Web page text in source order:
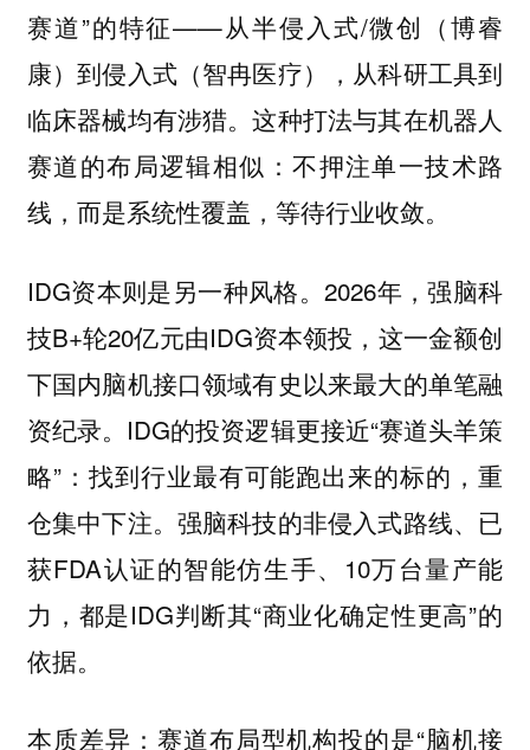
赛道”的特征——从半侵入式/微创（博睿
康）到侵入式（智冉医疗），从科研工具到
临床器械均有涉猎。这种打法与其在机器人
赛道的布局逻辑相似：不押注单一技术路
线，而是系统性覆盖，等待行业收敛。
IDG资本则是另一种风格。2026年，强脑科
技B+轮20亿元由IDG资本领投，这一金额创
下国内脑机接口领域有史以来最大的单笔融
资纪录。IDG的投资逻辑更接近“赛道头羊策
略”：找到行业最有可能跑出来的标的，重
仓集中下注。强脑科技的非侵入式路线、已
获FDA认证的智能仿生手、10万台量产能
力，都是IDG判断其“商业化确定性更高”的
依据。
本质差异：赛道布局型机构投的是“脑机接